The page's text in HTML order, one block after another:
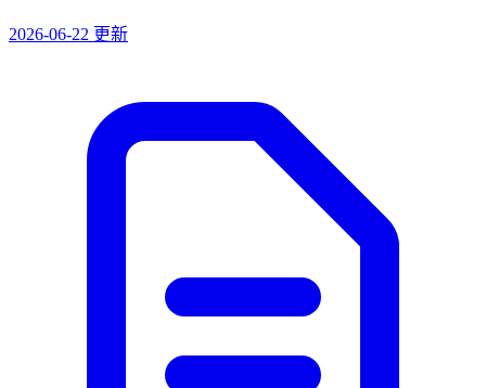
2026-06-22 更新